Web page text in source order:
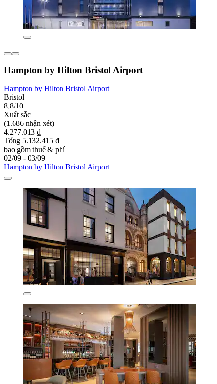
Hampton by Hilton Bristol Airport
Hampton by Hilton Bristol Airport
Bristol
8,8/10
Xuất sắc
(1.686 nhận xét)
4.277.013 ₫
Tổng 5.132.415 ₫
bao gồm thuế & phí
02/09 - 03/09
Hampton by Hilton Bristol Airport